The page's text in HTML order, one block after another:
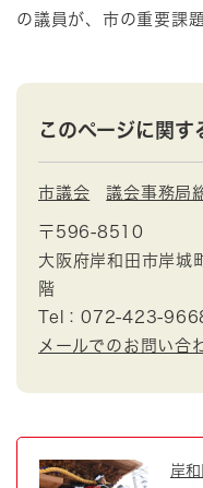
の議員が、市の重要課
このページに関す
市議会 議会事務局
〒596-8510
大阪府岸和田市岸
階
Tel：072-423-
メールでのお問い合
岸